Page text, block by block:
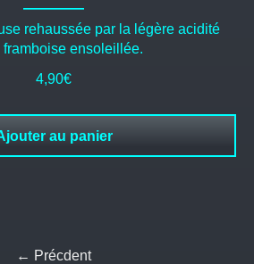
rehaussée par la légère acidité
framboise ensoleillée.
4,90€
au panier
← Précdent